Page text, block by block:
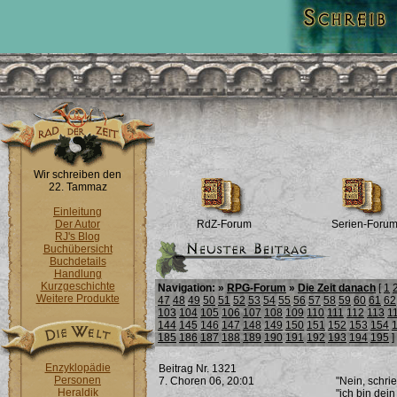
Wir schreiben den
22. Tammaz
Einleitung
Der Autor
RJ's Blog
Buchübersicht
Buchdetails
Handlung
Kurzgeschichte
Weitere Produkte
Enzyklopädie
Personen
Heraldik
RdZ-Forum Serien-Forum
Navigation: » RPG-Forum » Die Zeit danach [1
47 48 49 50 51 52 53 54 55 56 57 58 59 60 61 62
103 104 105 106 107 108 109 110 111 112 113
144 145 146 147 148 149 150 151 152 153 154
185 186 187 188 189 190 191 192 193 194 195 ]
Beitrag Nr. 1321
7. Choren 06, 20:01
"Nein,
"ich bin